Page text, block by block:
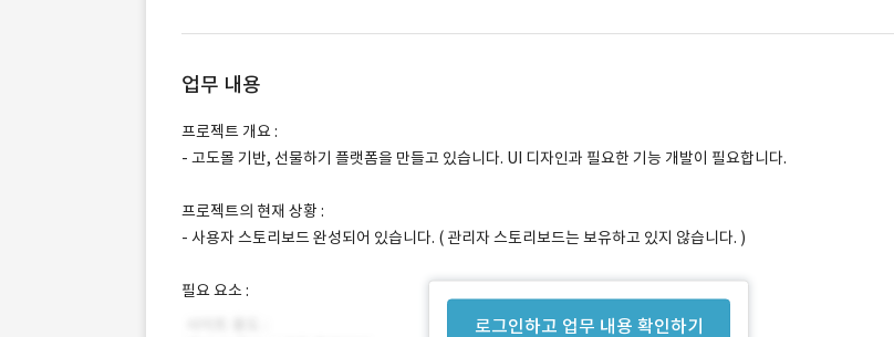
업무 내용
로그인하고 업무 내용 확인하기
프로젝트 개요 :
- 고도몰 기반, 선물하기 플랫폼을 만들고 있습니다. UI 디자인과 필요한 기능 개발이 필요합니다.
프로젝트의 현재 상황 :
- 사용자 스토리보드 완성되어 있습니다. ( 관리자 스토리보드는 보유하고 있지 않습니다. )
필요 요소 :